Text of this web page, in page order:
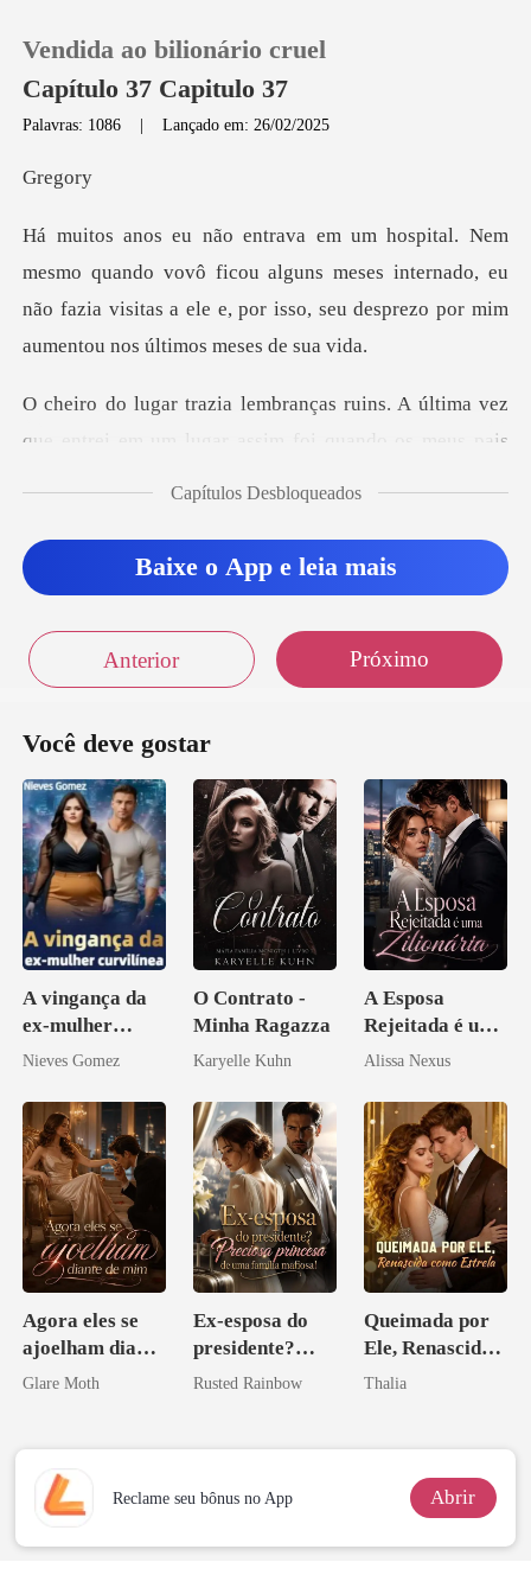
Loja
Histórico
Vendida ao bilionário cruel
Capítulo 37 Capitulo 37
Palavras: 1086 |Lançado em: 26/02/2025
eg
ô ficou alguns meses internado, eu
não fazia visitas a ele e, por
ns. A última vez
que entrei em um lugar
s trava
Capítulos Desbloqueados
Baixe o App e leia mais
Anterior Próximo
Você deve gostar
A vingança da
ex-mulher
curvilínea
Nieves Gomez
O Contrato -
Minha Ragazza
Karyelle Kuhn
A Esposa
Rejeitada é uma
Zilionária
Alissa Nexus
Agora eles se
ajoelham diante
de mim
Glare Moth
Ex-esposa do
presidente?
Preciosa
mafiosa!
Rusted Rainbow
Queimada por
Ele, Renascida
como Estrela
Thalia
Reclame seu bônus no App Abrir